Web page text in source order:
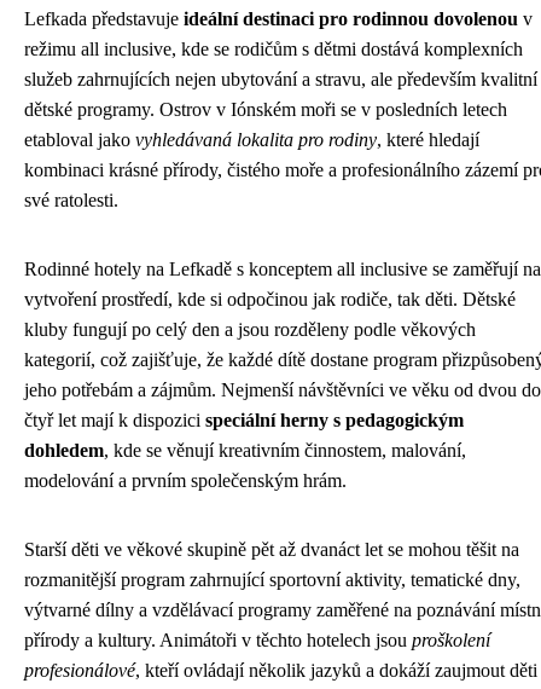
Lefkada představuje ideální destinaci pro rodinnou dovolenou v
režimu all inclusive, kde se rodičům s dětmi dostává komplexních
služeb zahrnujících nejen ubytování a stravu, ale především kvalitní
dětské programy. Ostrov v Iónském moři se v posledních letech
etabloval jako vyhledávaná lokalita pro rodiny, které hledají
kombinaci krásné přírody, čistého moře a profesionálního zázemí
své ratolesti.
Rodinné hotely na Lefkadě s konceptem all inclusive se zaměřují na
vytvoření prostředí, kde si odpočinou jak rodiče, tak děti. Dětské
kluby fungují po celý den a jsou rozděleny podle věkových
kategorií, což zajišťuje, že každé dítě dostane program
jeho potřebám a zájmům. Nejmenší návštěvníci ve věku od dvou do
čtyř let mají k dispozici speciální herny s pedagogickým
dohledem, kde se věnují kreativním činnostem, malování,
modelování a prvním společenským hrám.
Starší děti ve věkové skupině pět až dvanáct let se mohou těšit na
rozmanitější program zahrnující sportovní aktivity, tematické dny,
výtvarné dílny a vzdělávací programy zaměřené na poznávání
přírody a kultury. Animátoři v těchto hotelech jsou proškolení
profesionálové, kteří ovládají několik jazyků a dokáží zaujmout děti